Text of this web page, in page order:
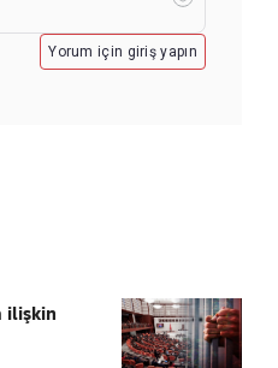
Yorum için giriş yapın
ilişkin